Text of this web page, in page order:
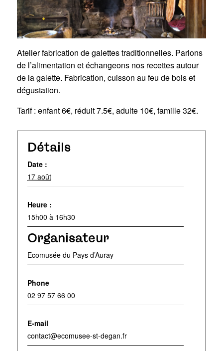
Atelier fabrication de galettes traditionnelles. Parlons
de l’alimentation et échangeons nos recettes autour
de la galette. Fabrication, cuisson au feu de bois et
dégustation.
Tarif : enfant 6€, réduit 7.5€, adulte 10€, famille 32€.
Détails
Date :
17 août
Heure :
15h00 à 16h30
Organisateur
Ecomusée du Pays d’Auray
Phone
02 97 57 66 00
E-mail
contact@ecomusee-st-degan.fr